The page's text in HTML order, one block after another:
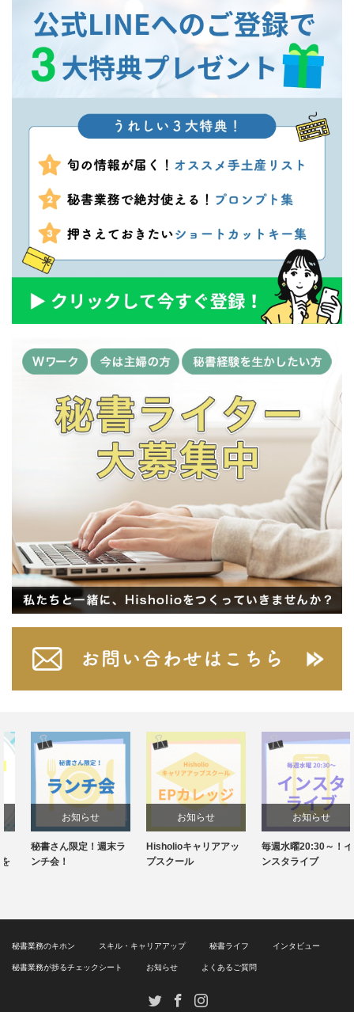
お知らせ
秘書さん限定！週末ラ
ンチ会！
お知らせ
Hisholioキャリアアッ
プスクール
お知らせ
毎週水曜20:30～！イ
ンスタライブ
秘書業務のキホン スキル・キャリアアップ 秘書ライフ インタビュー
秘書業務が捗るチェックシート お知らせ よくあるご質問
TwitterFacebook